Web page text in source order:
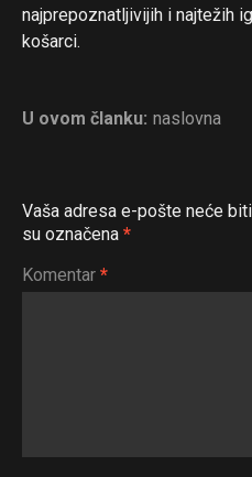
najprepoznatljivijih i najtežih
košarci.
U ovom članku: naslovna
Vaša adresa e-pošte neće
su označena *
Komentar *